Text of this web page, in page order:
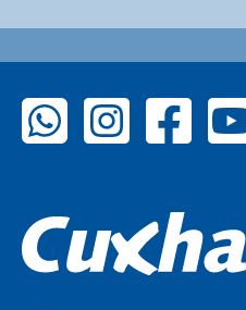
zu WhatsAppzu Instagram
zu zu